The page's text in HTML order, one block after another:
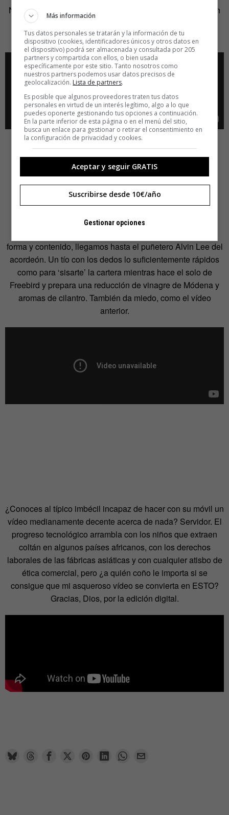
Nivel Bilbao elevado a 10. Ya con el nombre de la canción
uno se pone en alerta:
vídeo está muy bien. Desasosegantemente bien.
forma y contenido, llegamos hasta el puñetero Alvin Lee del
acordeón. Un tío con los dedos lo suficientemente rápidos
como para ‘sisarte’ la cartera mientras hace el solo de
Freebird y prepara una reducción de vinagre de Módena y
aromas de cilantro. También da miedo, como el vídeo
anterior.
¿Conoces al típico imbécil incapaz de hacer con su móvil un
vídeo medianamente decente acerca de nada? Servidor. El
progreso tecnológico arrambla con los niños que extraen
coltán en algunos países africanos, con los derechos
laborales de las fábricas asiáticas y con cualquier atisbo de
ética comercial, pero ¿a quién coño le importa si se
consigue que mi asqueroso vídeo se convierta en ESTO?
Gracias, Dios, por la edición digital.
Más información
Tus datos personales se tratarán y la información de tu
dispositivo (cookies, identificadores únicos y otros datos en
el dispositivo) podrá ser almacenada y consultada por 205
partners y compartida con ellos, o bien usada
específicamente por este sitio. Tanto nosotros como
nuestros partners podemos usar datos precisos de
geolocalización. Lista de partners.
Es posible que algunos proveedores traten tus datos
personales en virtud de un interés legítimo, algo a lo que
puedes oponerte gestionando tus opciones a continuación.
En la parte inferior de esta página o en el menú del sitio,
busca un enlace para gestionar o retirar el consentimiento en
la configuración de privacidad y cookies.
Aceptar y seguir GRATIS
Suscribirse desde 10€/año
Gestionar opciones